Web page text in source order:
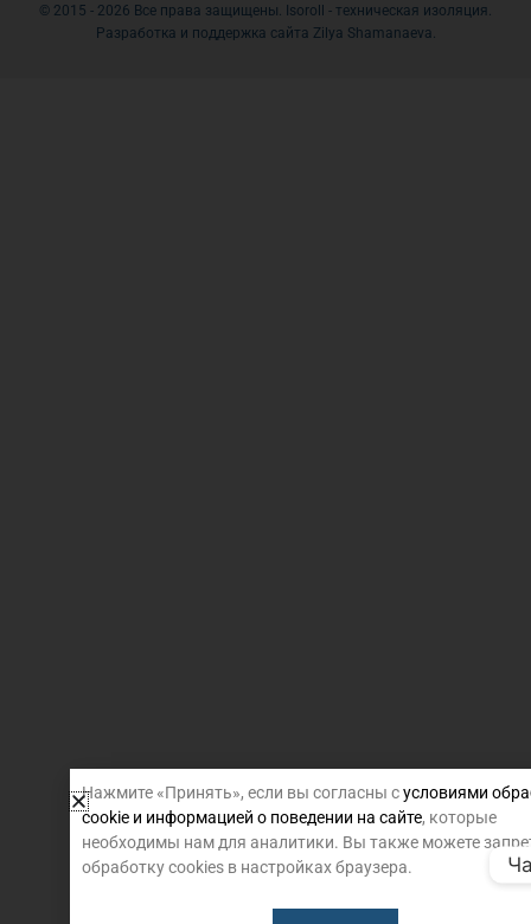
© 2015 - 2026 Все права защищены. Isoroll - техническая изоляция.
Разработка и поддержка сайта Zilya Shamanaeva.
Нажмите «Принять», если вы согласны сусловиями
cookie и информацией о поведении на сайте, которые
необходимы нам для аналитики. Вы также можете
обработку cookies в настройках браузера.